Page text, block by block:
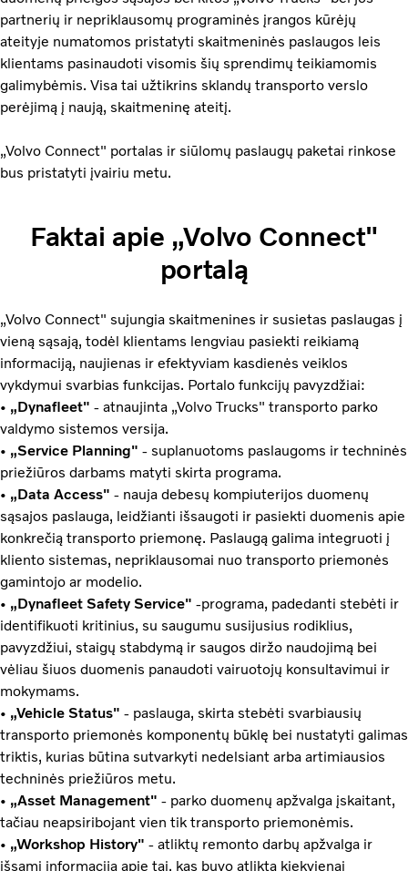
partnerių ir nepriklausomų programinės įrangos kūrėjų
ateityje numatomos pristatyti skaitmeninės paslaugos leis
klientams pasinaudoti visomis šių sprendimų teikiamomis
galimybėmis. Visa tai užtikrins sklandų transporto verslo
perėjimą į naują, skaitmeninę ateitį.
„Volvo Connect" portalas ir siūlomų paslaugų paketai rinkose
bus pristatyti įvairiu metu.
Faktai apie „Volvo Connect"
portalą
„Volvo Connect" sujungia skaitmenines ir susietas paslaugas į
vieną sąsają, todėl klientams lengviau pasiekti reikiamą
informaciją, naujienas ir efektyviam kasdienės veiklos
vykdymui svarbias funkcijas. Portalo funkcijų pavyzdžiai:
• „Dynafleet" - atnaujinta „Volvo Trucks" transporto parko
valdymo sistemos versija.
• „Service Planning" - suplanuotoms paslaugoms ir techninės
priežiūros darbams matyti skirta programa.
• „Data Access" - nauja debesų kompiuterijos duomenų
sąsajos paslauga, leidžianti išsaugoti ir pasiekti duomenis apie
konkrečią transporto priemonę. Paslaugą galima integruoti į
kliento sistemas, nepriklausomai nuo transporto priemonės
gamintojo ar modelio.
• „Dynafleet Safety Service" -programa, padedanti stebėti ir
identifikuoti kritinius, su saugumu susijusius rodiklius,
pavyzdžiui, staigų stabdymą ir saugos diržo naudojimą bei
vėliau šiuos duomenis panaudoti vairuotojų konsultavimui ir
mokymams.
• „Vehicle Status" - paslauga, skirta stebėti svarbiausių
transporto priemonės komponentų būklę bei nustatyti galimas
triktis, kurias būtina sutvarkyti nedelsiant arba artimiausios
techninės priežiūros metu.
• „Asset Management" - parko duomenų apžvalga įskaitant,
tačiau neapsiribojant vien tik transporto priemonėmis.
• „Workshop History" - atliktų remonto darbų apžvalga ir
išsami informacija apie tai, kas buvo atlikta kiekvienai